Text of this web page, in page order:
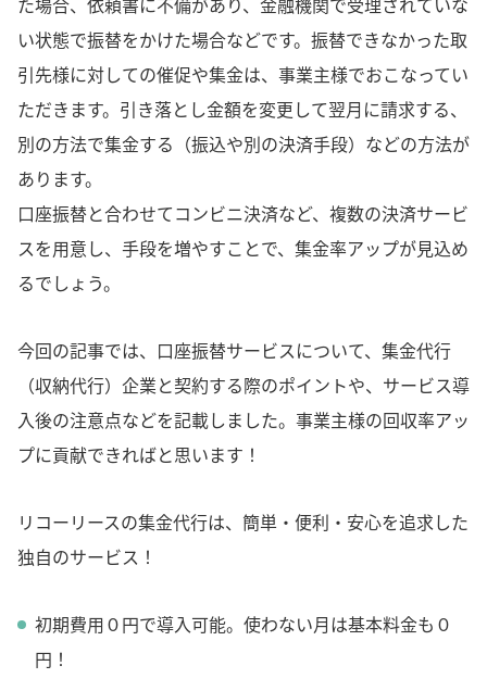
い状態で振替をかけた場合などです。振替できなかった取
引先様に対しての催促や集金は、事業主様でおこなってい
ただきます。引き落とし金額を変更して翌月に請求する、
別の方法で集金する（振込や別の決済手段）などの方法が
あります。
口座振替と合わせてコンビニ決済など、複数の決済サービ
スを用意し、手段を増やすことで、集金率アップが見込め
るでしょう。
今回の記事では、口座振替サービスについて、集金代行
（収納代行）企業と契約する際のポイントや、サービス導
入後の注意点などを記載しました。事業主様の回収率アッ
プに貢献できればと思います！
リコーリースの集金代行は、簡単・便利・安心を追求した
独自のサービス！
初期費用０円で導入可能。使わない月は基本料金も０
円！